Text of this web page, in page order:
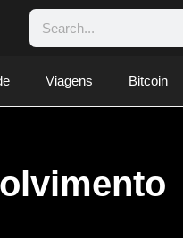
Viagens Bitcoin